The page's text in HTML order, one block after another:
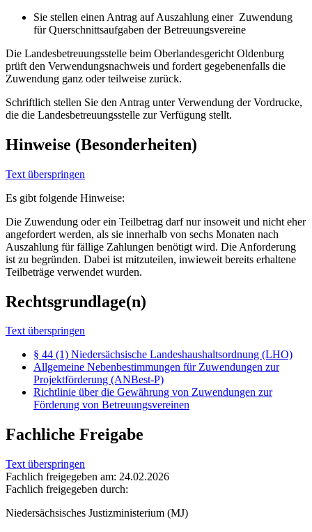
Sie stellen einen Antrag auf Auszahlung einer Zuwendung
für Querschnittsaufgaben der Betreuungsvereine
Die Landesbetreuungsstelle beim Oberlandesgericht Oldenburg
prüft den Verwendungsnachweis und fordert gegebenenfalls die
Zuwendung ganz oder teilweise zurück.
Schriftlich stellen Sie den Antrag unter Verwendung der Vordrucke,
die die Landesbetreuungsstelle zur Verfügung stellt.
Hinweise (Besonderheiten)
Text überspringen
Es gibt folgende Hinweise:
Die Zuwendung oder ein Teilbetrag darf nur insoweit und nicht eher
angefordert werden, als sie innerhalb von sechs Monaten nach
Auszahlung für fällige Zahlungen benötigt wird. Die Anforderung
ist zu begründen. Dabei ist mitzuteilen, inwieweit bereits erhaltene
Teilbeträge verwendet wurden.
Rechtsgrundlage(n)
Text überspringen
§ 44 (1) Niedersächsische Landeshaushaltsordnung (LHO)
Allgemeine Nebenbestimmungen für Zuwendungen zur
Projektförderung (ANBest-P)
Richtlinie über die Gewährung von Zuwendungen zur
Förderung von Betreuungsvereinen
Fachliche Freigabe
Text überspringen
Fachlich freigegeben am: 24.02.2026
Fachlich freigegeben durch:
Niedersächsisches Justizministerium (MJ)